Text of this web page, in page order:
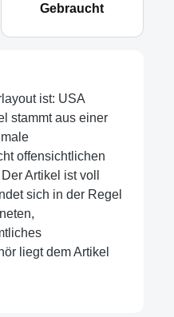
Gebraucht
ist: USA
stammt aus einer
offensichtlichen
Artikel ist voll
sich in der Regel
liegt dem Artikel